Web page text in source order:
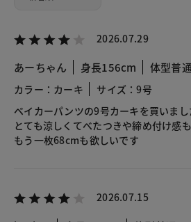
2026.07.29
あーちゃん 身長156cm 体型普通
カラー：カーキ
サイズ：9号
ベイカーパンツの9号カーキを買いまし
とても涼しくてべたつきや締め付け感
もう一枚68cmも欲しいです
2026.07.15